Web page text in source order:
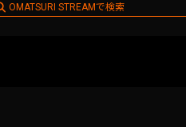
OMATSURI STREAMで検索